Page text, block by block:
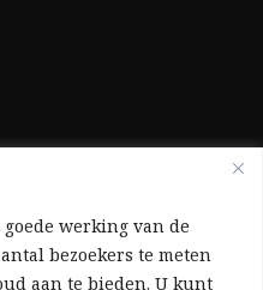
werking van de
bezoekers te meten
aan te bieden. U kunt
gefinancierd zijn
commerciële
sponsors), zijn we